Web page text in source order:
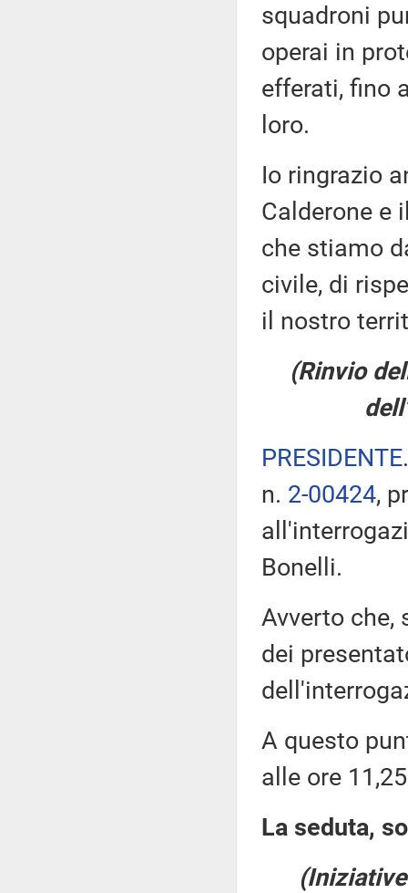
squadroni
operai in
efferati, fino
loro.
Io ringrazio
Calderone e
che stiamo
civile, di
il nostro
(Rinvio
PRESIDENTE
n. 2-00424,
Bonelli.
Avverto che,
dei
A questo
alle ore
La seduta,